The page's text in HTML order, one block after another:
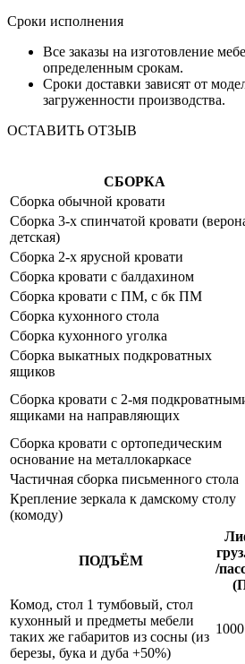
Сроки исполнения
Все заказы на изготовление
определенным срокам.
Сроки доставки зависят от
загруженности производства.
ОСТАВИТЬ ОТЗЫВ
СБОРКА
Сборка обычной кровати
Сборка 3-х спинчатой кровати
детская)
Сборка 2-х ярусной кровати
Сборка кровати с балдахином
Сборка кровати с ПМ, с бк ПМ
Сборка кухонного стола
Сборка кухонного уголка
Сборка выкатных подкроватных
ящиков
Сборка кровати с 2-мя
ящиками на направляющих
Сборка кровати с ортопедическим
основание на металлокаркасе
Частичная сборка письменного стола
Крепление зеркала к дамскому столу
(комоду)
ПОДЪЁМ
/
Комод, стол 1 тумбовый, стол
кухонный и предметы мебели
таких же габаритов из сосны (из
березы, бука и дуба +50%)